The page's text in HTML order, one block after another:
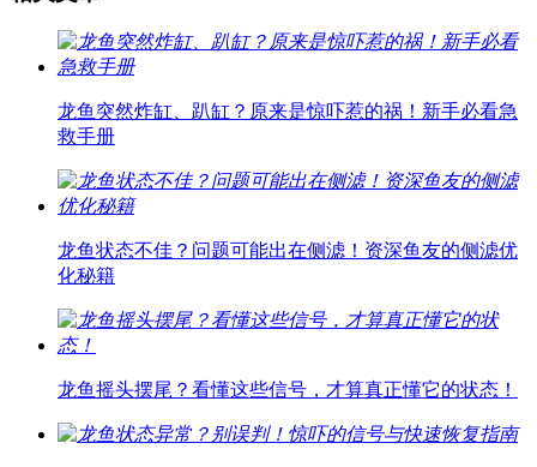
龙鱼突然炸缸、趴缸？原来是惊吓惹的祸！新手必看急
救手册
龙鱼状态不佳？问题可能出在侧滤！资深鱼友的侧滤优
化秘籍
龙鱼摇头摆尾？看懂这些信号，才算真正懂它的状态！